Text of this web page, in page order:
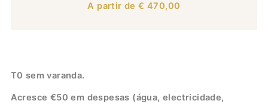
A partir de € 470,00
T0 sem varanda.
Acresce €50 em despesas (água, electricidade,